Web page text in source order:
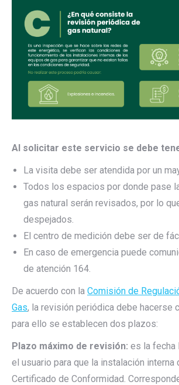
Al solicitar este servicio se debe
La visita debe ser atendida por un
Todos los espacios por donde pase
gas natural serán revisados, por lo
despejados.
El centro de medición debe ser de
En caso de emergencia puede
de atención 164.
De acuerdo con la Comisión de
Gas, la revisión periódica debe hacerse
para ello se establecen dos plazos:
Plazo máximo de revisión: es la fecha
el usuario para que la instalación interna
Certificado de Conformidad.